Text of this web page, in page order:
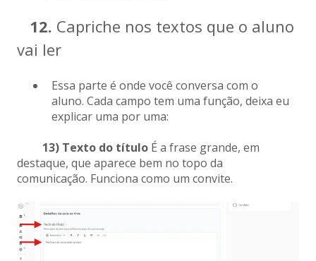
12. Capriche nos textos que o aluno
vai ler
Essa parte é onde você conversa com o
aluno. Cada campo tem uma função, deixa eu
explicar uma por uma:
13) Texto do título É a frase grande, em
destaque, que aparece bem no topo da
comunicação. Funciona como um convite.